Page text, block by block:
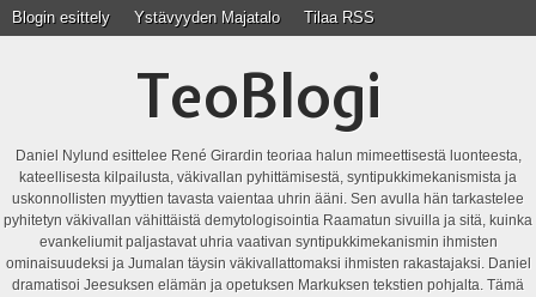
Blogin esittely Ystävyyden Majatalo Tilaa RSS
TeoBlogi
Daniel Nylund esittelee René Girardin teoriaa halun mimeettisestä luonteesta,
kateellisesta kilpailusta, väkivallan pyhittämisestä, syntipukkimekanismista ja
uskonnollisten myyttien tavasta vaientaa uhrin ääni. Sen avulla hän tarkastelee
pyhitetyn väkivallan vähittäistä demytologisointia Raamatun sivuilla ja sitä, kuinka
evankeliumit paljastavat uhria vaativan syntipukkimekanismin ihmisten
ominaisuudeksi ja Jumalan täysin väkivallattomaksi ihmisten rakastajaksi. Daniel
dramatisoi Jeesuksen elämän ja opetuksen Markuksen tekstien pohjalta. Tämä